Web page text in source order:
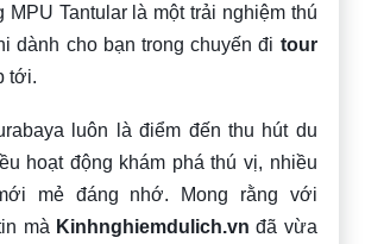
MPU Tantular là một trải nghiệm thú
dành cho bạn trong chuyến đi tour
tới.
luôn là điểm đến thu hút du
hoạt động khám phá thú vị, nhiều
mẻ đáng nhớ. Mong rằng với
mà Kinhnghiemdulich.vn đã vừa